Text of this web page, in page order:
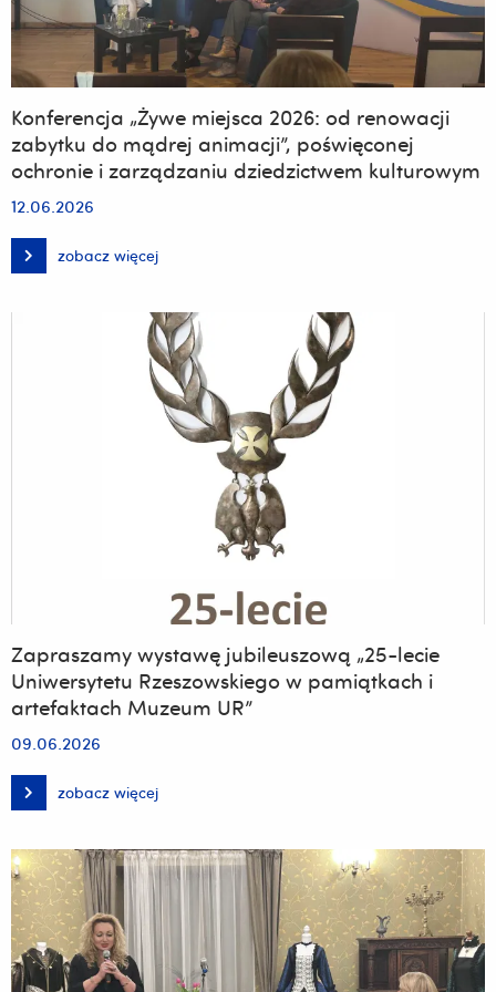
w
Lubeni
Konferencja „Żywe miejsca 2026: od renowacji
zabytku do mądrej animacji”, poświęconej
ochronie i zarządzaniu dziedzictwem kulturowym
12.06.2026
zobacz więcej
Konferencja
„Żywe
2026:
Zapraszamy wystawę jubileuszową „25-lecie
Uniwersytetu Rzeszowskiego w pamiątkach i
artefaktach Muzeum UR”
09.06.2026
zobacz więcej
Zapraszamy
wystawę
„25-
lecie
Uniwersytetu
Rzeszowskiego
w
pamiątkach
i
artefaktach
Muzeum
UR”